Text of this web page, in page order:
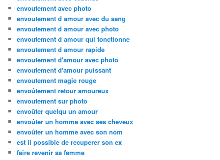
envoutement avec photo
envoutement d amour avec du sang
envoutement d amour avec photo
envoutement d amour qui fonctionne
envoutement d amour rapide
envoutement d'amour avec photo
envoutement d'amour puissant
envoutement magie rouge
envoûtement retour amoureux
envoutement sur photo
envoûter quelqu un amour
envoûter un homme avec ses cheveux
envoûter un homme avec son nom
est il possible de recuperer son ex
faire revenir sa femme